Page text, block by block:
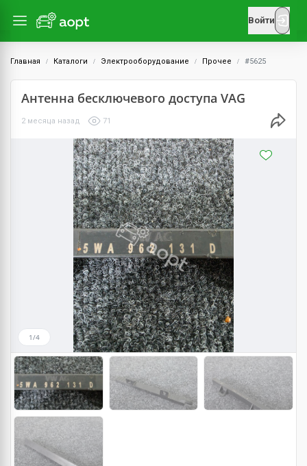
Войти
Главная Каталоги Электрооборудование Прочее #5625
Антенна бесключевого доступа VAG
2 месяца назад 71
1/4